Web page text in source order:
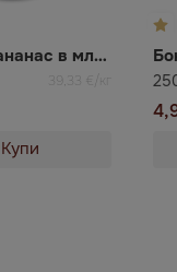
Замразен ананас в млечен шоколад Very Berry
39,33 €/кг
Купи